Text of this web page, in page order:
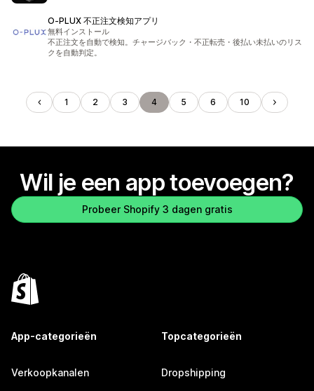
O‑PLUX 不正注文検知アプリ
無料インストール
不正注文を自動で検知。チャージバック・不正転売・後払い未払いのリス
クを自動判定。
1 2 3 4 5 6 10
Wil je een app toevoegen?
Probeer Shopify 3 dagen gratis
App-categorieën
Verkoopkanalen
Topcategorieën
Dropshipping